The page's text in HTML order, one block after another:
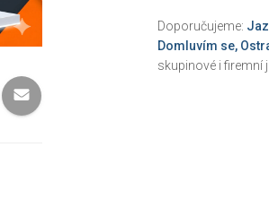
Doporučujeme:
Domluvím se,
skupinové i firemní